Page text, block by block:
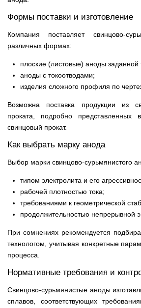
Формы поставки и изготовление
Компания поставляет свинцово-
различных формах:
плоские (листовые) аноды
аноды с токоотводами;
изделия сложного профиля по
Возможна поставка продукции из
проката, подробно
свинцовый прокат.
Как выбрать марку анода
Выбор марки свинцово-сурьмянистого
типом электролита и его
рабочей плотностью тока;
требованиями к геометрической
продолжительностью непрерывной
При сомнениях рекомендуется
технологом, учитывая конкретные
процесса.
Нормативные требования и
Свинцово-сурьмянистые аноды
сплавов, соответствующих